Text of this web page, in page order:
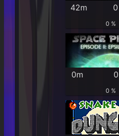
42m
0 %
0m
0 %